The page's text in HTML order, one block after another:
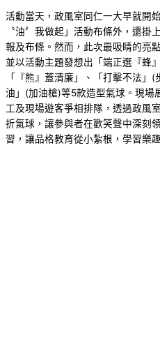
活動當天，政風室同仁一大早就開
〝油〞我做起」活動布條外，還掛
報及布條。然而，此次最吸睛的亮
並以活動主題發想出「端正選『蜂
「『熊』蓋清廉」、「打擊不法」
油」(加油槍)等5款造型氣球。現場
工及現場遊客爭相排隊，透過政風
折氣球，讓參與者在歡笑聲中深刻
習，讓品格教育從小紮根，學習樂